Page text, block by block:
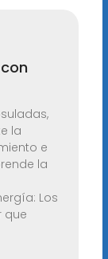
la
e
la
Los
que